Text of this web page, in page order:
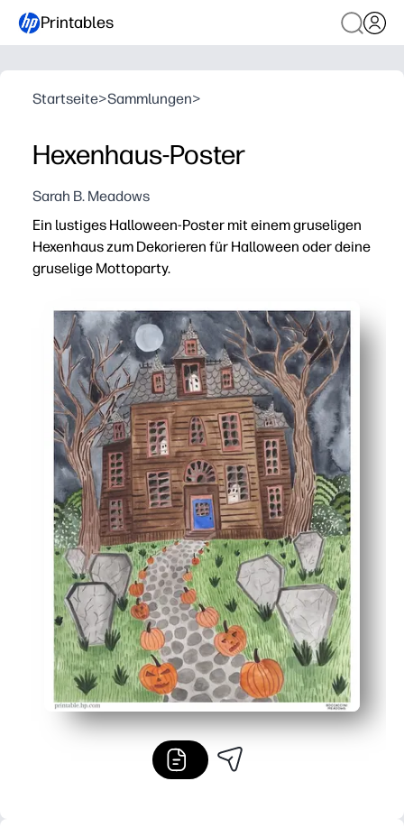
Printables
Startseite>Sammlungen>
Hexenhaus-Poster
Sarah B. Meadows
Ein lustiges Halloween-Poster mit einem gruseligen
Hexenhaus zum Dekorieren für Halloween oder deine
gruselige Mottoparty.